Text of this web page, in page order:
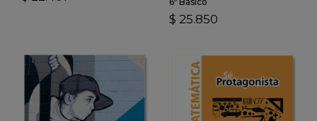
$ 25.850